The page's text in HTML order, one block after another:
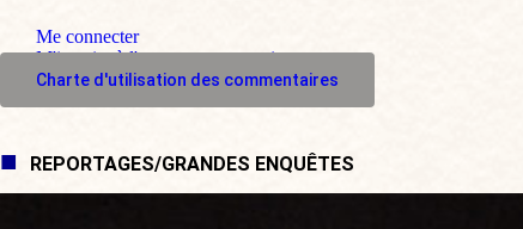
Me connecter
M'inscrire à l'espace commentaire
Charte d'utilisation des commentaires
REPORTAGES/GRANDES ENQUÊTES